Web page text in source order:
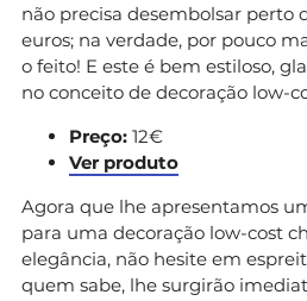
não precisa desembolsar perto
euros; na verdade, por pouco
o feito! E este é bem estiloso,
no conceito de decoração low-
Preço: 12€
Ver produto
Agora que lhe apresentamos
para uma decoração low-cost
elegância, não hesite em
quem sabe, lhe surgirão